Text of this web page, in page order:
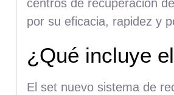
centros de recuperación
por su eficacia, rapidez y
¿Qué incluye
El set nuevo sistema de